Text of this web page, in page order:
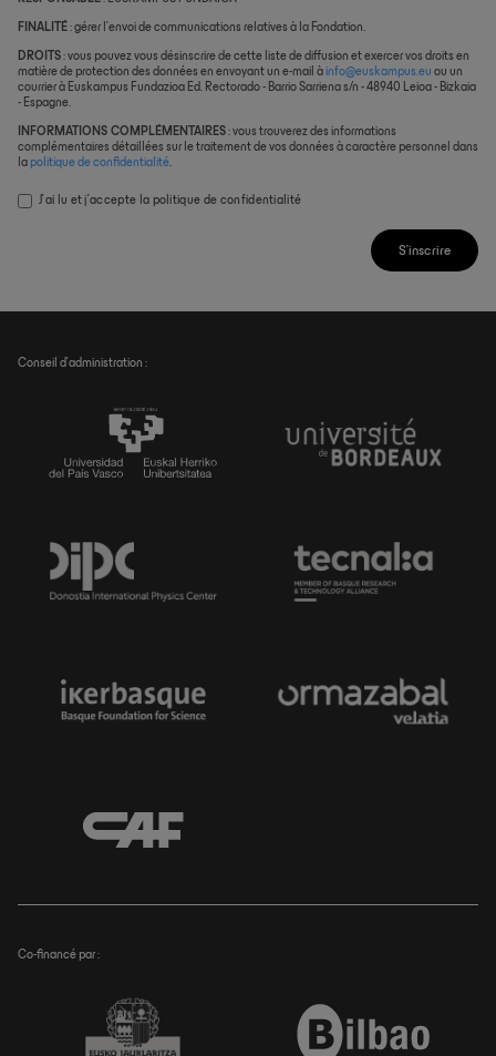
S'inscrire
FINALITÉ : gérer l’envoi de communications relatives à la Fondation.
DROITS : vous pouvez vous désinscrire de cette liste de diffusion et exercer vos droits en
matière de protection des données en envoyant un e-mail à info@euskampus.eu ou un
courrier à Euskampus Fundazioa Ed. Rectorado - Barrio Sarriena s/n - 48940 Leioa - Bizkaia
- Espagne.
INFORMATIONS COMPLÉMENTAIRES : vous trouverez des informations
complémentaires détaillées sur le traitement de vos données à caractère personnel dans
la politique de confidentialité.
J’ai lu et j’accepte la politique de confidentialité
Conseil d’administration :
Co-financé par :